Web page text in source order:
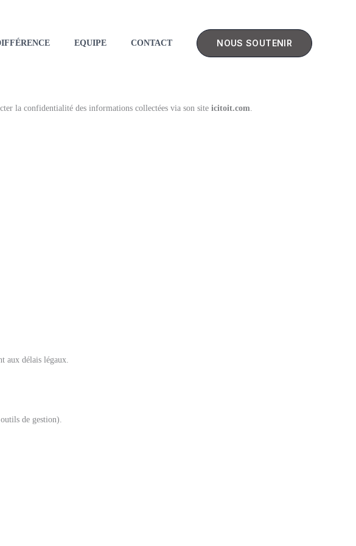
EQUIPE CONTACT NOUS SOUTENIR
la confidentialité des informations collectées via son site icitoit.com.
aux délais légaux.
de gestion).